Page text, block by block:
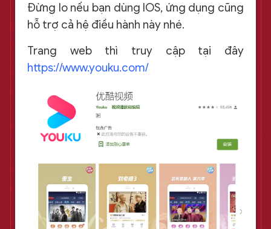
Đừng lo nếu bạn dùng IOS, ứng dụng cũng
hỗ trợ cả hệ điều hành này nhé.
Trang web thì truy cập tại đây
https://www.youku.com/